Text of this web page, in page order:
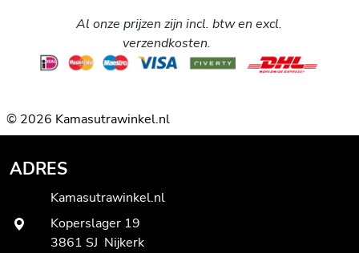
Al onze prijzen zijn incl. btw en excl.
verzendkosten.
© 2026 Kamasutrawinkel.nl
ADRES
Kamasutrawinkel.nl
Koperslager 19
3861 SJ Nijkerk